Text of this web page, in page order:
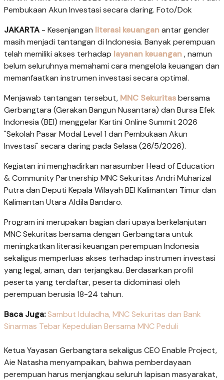
Pembukaan Akun Investasi secara daring. Foto/Dok
JAKARTA - Kesenjangan literasi keuanganantar gender
masih menjadi tantangan di Indonesia. Banyak perempuan
telah memiliki akses terhadap layanan keuangan, namun
belum seluruhnya memahami cara mengelola keuangan dan
memanfaatkan instrumen investasi secara optimal.
Menjawab tantangan tersebut, MNC Sekuritasbersama
Gerbangtara (Gerakan Bangun Nusantara) dan Bursa Efek
Indonesia (BEI) menggelar Kartini Online Summit 2026
"Sekolah Pasar Modal Level 1 dan Pembukaan Akun
Investasi" secara daring pada Selasa (26/5/2026).
Kegiatan ini menghadirkan narasumber Head of Education
& Community Partnership MNC Sekuritas Andri Muharizal
Putra dan Deputi Kepala Wilayah BEI Kalimantan Timur dan
Kalimantan Utara Aldila Bandaro.
Program ini merupakan bagian dari upaya berkelanjutan
MNC Sekuritas bersama dengan Gerbangtara untuk
meningkatkan literasi keuangan perempuan Indonesia
sekaligus memperluas akses terhadap instrumen investasi
yang legal, aman, dan terjangkau. Berdasarkan profil
peserta yang terdaftar, peserta didominasi oleh
perempuan berusia 18-24 tahun.
Baca Juga:Sambut Iduladha, MNC Sekuritas dan Bank
Sinarmas Tebar Kepedulian Bersama MNC Peduli
Ketua Yayasan Gerbangtara sekaligus CEO Enable Project,
Aie Natasha menyampaikan, bahwa pemberdayaan
perempuan harus menjangkau seluruh lapisan masyarakat,